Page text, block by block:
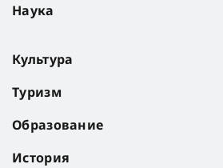
Наука
Культура
Туризм
Образование
История